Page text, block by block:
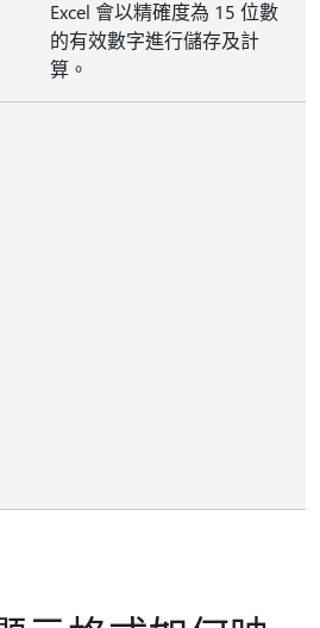
Excel 會以精確度為 15 位數
的有效數字進行儲存及計
算。